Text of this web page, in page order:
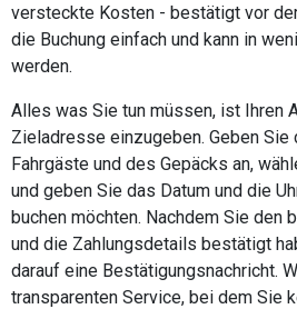
versteckte Kosten - bestätigt vor
die Buchung einfach und kann in
werden.
Alles was Sie tun müssen, ist Ihren
Zieladresse einzugeben. Geben Sie
Fahrgäste und des Gepäcks an,
und geben Sie das Datum und die
buchen möchten. Nachdem Sie den
und die Zahlungsdetails bestätigt
darauf eine Bestätigungsnachricht.
transparenten Service, bei dem Sie